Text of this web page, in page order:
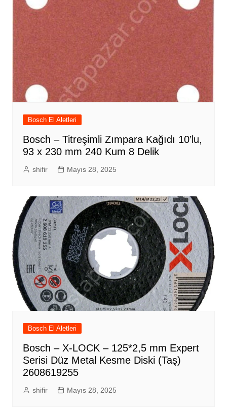
Bosch El Aletleri
Bosch – Titreşimli Zımpara Kağıdı 10’lu,
93 x 230 mm 240 Kum 8 Delik
shifir Mayıs 28, 2025
Bosch El Aletleri
Bosch – X-LOCK – 125*2,5 mm Expert
Serisi Düz Metal Kesme Diski (Taş)
2608619255
shifir Mayıs 28, 2025